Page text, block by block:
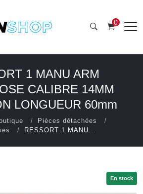
0
1 MANU ARM
CALIBRE 14MM
LONGUEUR 60mm
Pièces détachées
RESSORT 1 MANU...
En stock